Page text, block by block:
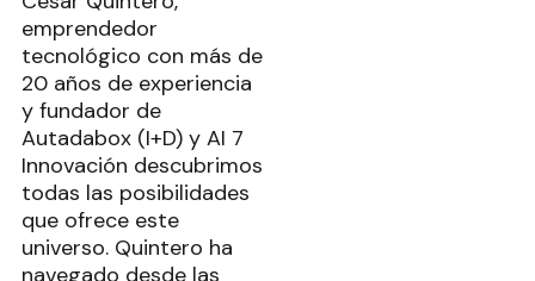
emprendedor
tecnológico con más de
20 años de experiencia
y fundador de
Autadabox (I+D) y AI 7
Innovación descubrimos
todas las posibilidades
que ofrece este
universo. Quintero ha
navegado desde las